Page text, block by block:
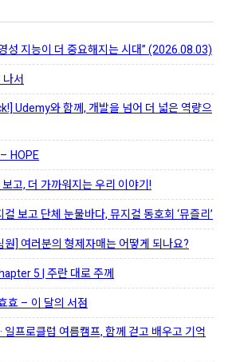
성 지능이 더 중요해지는 시대” (2026.08.03)
서
Udemy와 함께, 개발을 넘어 더 넓은 역량으
HOPE
고, 더 가까워지는 우리 이야기!
보고 단체 눈물바다, 뮤지컬 동호회 ‘뮤즐리’
원] 여러분의 형제자매는 어떻게 되나요?
5 | 주란 대로 주께
효 – 이 달의 서점
일프로클럽 여름캠프, 함께 걷고 배우고 기억